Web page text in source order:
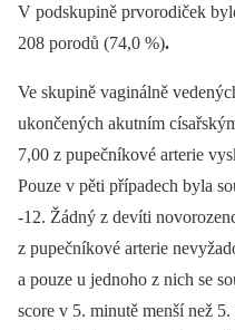
V podskupině prvorodiček
208 porodů (74,0 %).
Ve skupině vaginálně
ukončených akutním
7,00 z pupečníkové arterie
Pouze v pěti případech byla
-12. Žádný z devíti
z pupečníkové arterie
a pouze u jednoho z nich se
score v 5. minutě menší než